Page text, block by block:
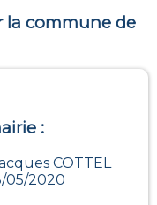
la commune de
:
COTTEL
05/2020